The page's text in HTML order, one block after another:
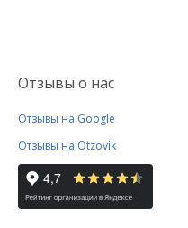
Отзывы о нас
Отзывы на Google
Отзывы на Otzovik